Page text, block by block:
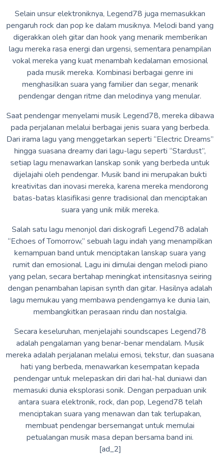
Selain unsur elektroniknya, Legend78 juga memasukkan
pengaruh rock dan pop ke dalam musiknya. Melodi band yang
digerakkan oleh gitar dan hook yang menarik memberikan
lagu mereka rasa energi dan urgensi, sementara penampilan
vokal mereka yang kuat menambah kedalaman emosional
pada musik mereka. Kombinasi berbagai genre ini
menghasilkan suara yang familier dan segar, menarik
pendengar dengan ritme dan melodinya yang menular.
Saat pendengar menyelami musik Legend78, mereka dibawa
pada perjalanan melalui berbagai jenis suara yang berbeda.
Dari irama lagu yang menggetarkan seperti “Electric Dreams”
hingga suasana dreamy dari lagu-lagu seperti “Stardust”,
setiap lagu menawarkan lanskap sonik yang berbeda untuk
dijelajahi oleh pendengar. Musik band ini merupakan bukti
kreativitas dan inovasi mereka, karena mereka mendorong
batas-batas klasifikasi genre tradisional dan menciptakan
suara yang unik milik mereka.
Salah satu lagu menonjol dari diskografi Legend78 adalah
“Echoes of Tomorrow,” sebuah lagu indah yang menampilkan
kemampuan band untuk menciptakan lanskap suara yang
rumit dan emosional. Lagu ini dimulai dengan melodi piano
yang pelan, secara bertahap meningkat intensitasnya seiring
dengan penambahan lapisan synth dan gitar. Hasilnya adalah
lagu memukau yang membawa pendengarnya ke dunia lain,
membangkitkan perasaan rindu dan nostalgia.
Secara keseluruhan, menjelajahi soundscapes Legend78
adalah pengalaman yang benar-benar mendalam. Musik
mereka adalah perjalanan melalui emosi, tekstur, dan suasana
hati yang berbeda, menawarkan kesempatan kepada
pendengar untuk melepaskan diri dari hal-hal duniawi dan
memasuki dunia eksplorasi sonik. Dengan perpaduan unik
antara suara elektronik, rock, dan pop, Legend78 telah
menciptakan suara yang menawan dan tak terlupakan,
membuat pendengar bersemangat untuk memulai
petualangan musik masa depan bersama band ini.
[ad_2]